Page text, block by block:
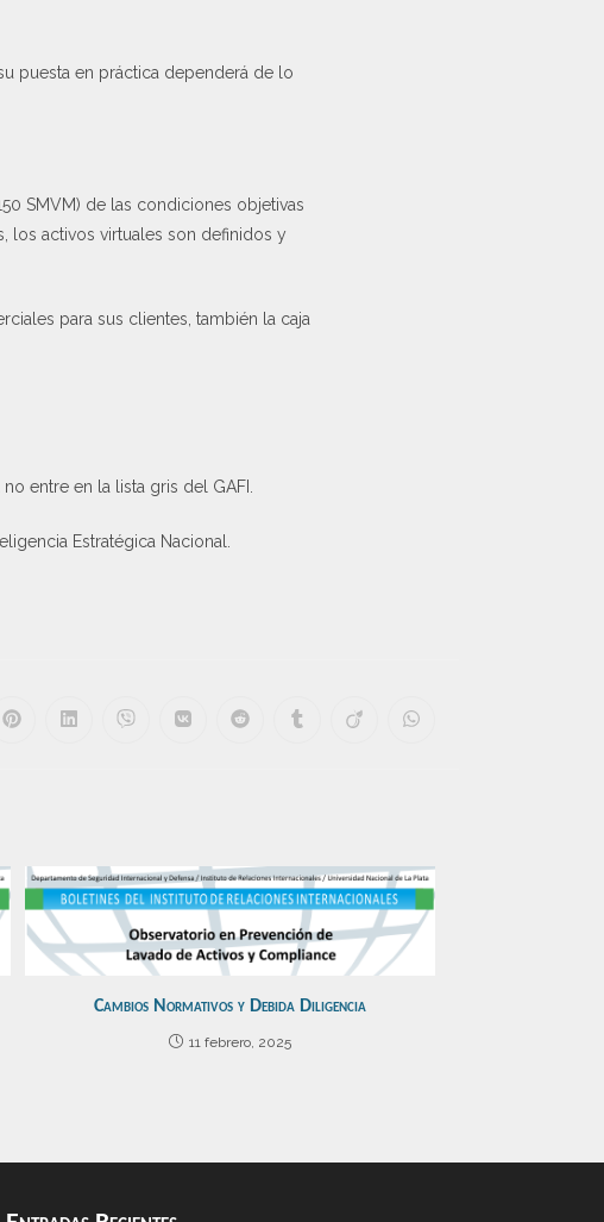
puesta en práctica dependerá de lo
SMVM) de las condiciones objetivas
los activos virtuales son definidos y
para sus clientes, también la caja
entre en la lista gris del GAFI.
Estratégica Nacional.
Cambios Normativos y Debida Diligencia
11 febrero, 2025